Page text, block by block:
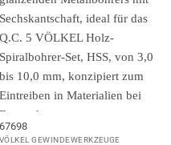
67698
VÖLKEL GEWINDEWERKZEUGE